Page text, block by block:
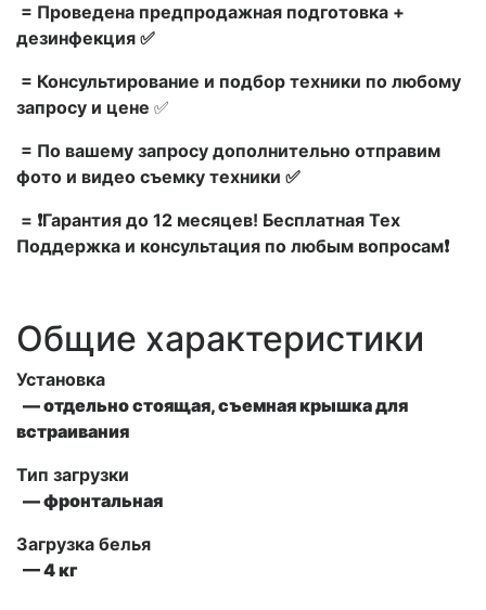
= Проведена предпродажная подготовка +
дезинфекция ✅
= Консультирование и подбор техники по любому
запросу и цене ✅
= По вашему запросу дополнительно отправим
фото и видео съемку техники ✅
= ❗Гарантия до 12 месяцев! Бесплатная Тех
Поддержка и консультация по любым вопросам❗
Общие характеристики
Установка
— отдельно стоящая, съемная крышка для
встраивания
Тип загрузки
— фронтальная
Загрузка белья
— 4 кг